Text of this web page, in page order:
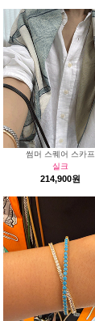
썸머 스퀘어 스카프
실크
214,900원